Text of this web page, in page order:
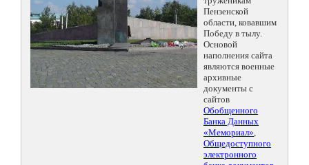
Пензенской
области, ковавшим
Победу в тылу.
Основой
наполнения сайта
являются военные
архивные
документы с
сайтов
Обобщенного
Банка Данных
«Мемориал»,
Общедоступного
электронного